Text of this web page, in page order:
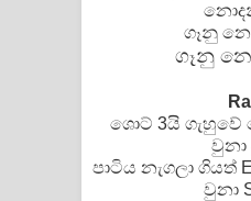
ගෑනු
ගෑනු
ශොට් 3යි ගැහුවේ
වුනා
පාටිය නැගලා ගියත්
වුනා